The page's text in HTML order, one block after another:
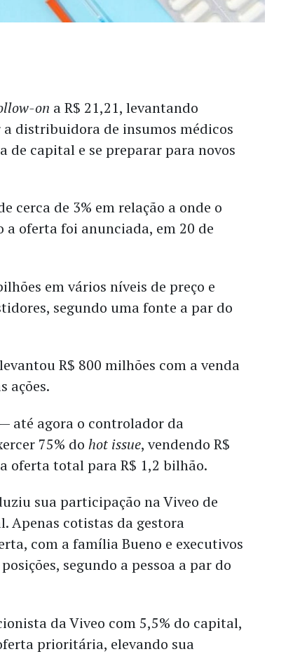
on a R$ 21,21, levantando
distribuidora de insumos médicos
de capital e se preparar para novos
cerca de 3% em relação a onde o
a oferta foi anunciada, em 20 de
em vários níveis de preço e
, segundo uma fonte a par do
R$ 800 milhões com a venda
ações.
até agora o controlador da
75% dohot issue, vendendo R$
oferta total para R$ 1,2 bilhão.
sua participação na Viveo de
Apenas cotistas da gestora
com a família Bueno e executivos
segundo a pessoa a par do
da Viveo com 5,5% do capital,
prioritária, elevando sua